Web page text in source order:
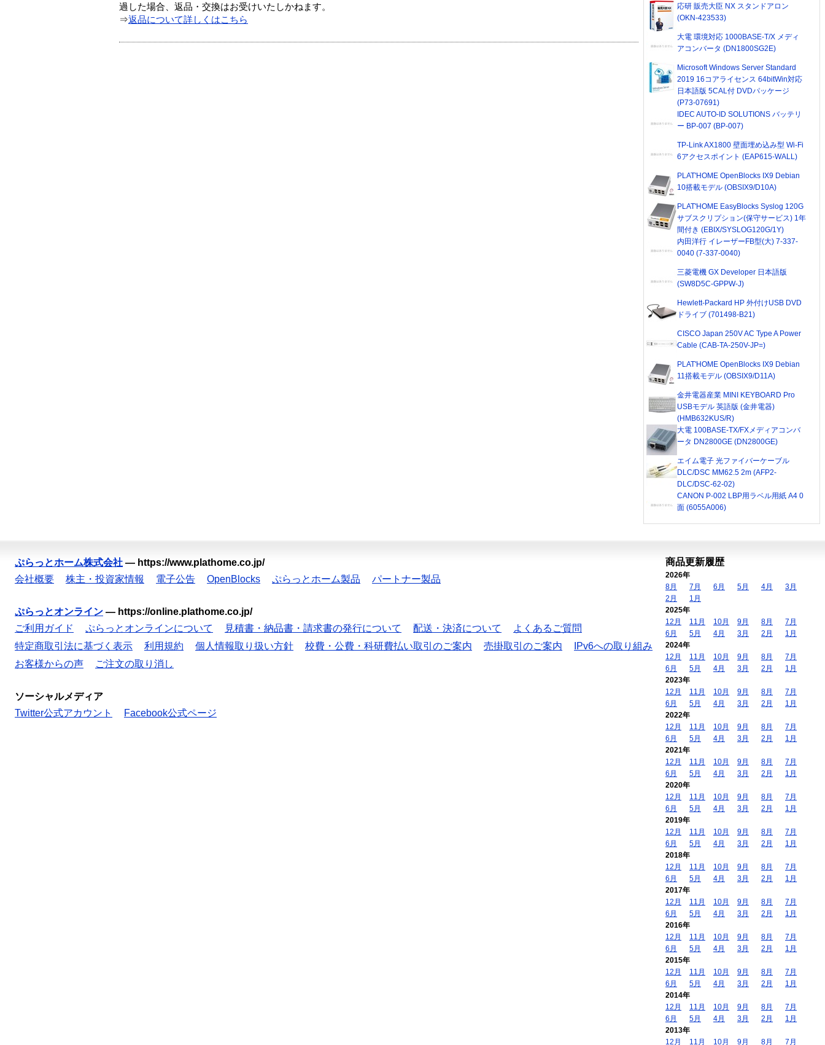
過した場合、返品・交換はお受けいたしかねます。
⇒返品について詳しくはこちら
応研 販売大臣 NX スタンドアロン
(OKN-423533)
大電 環境対応 1000BASE-T/X メディ
アコンバータ (DN1800SG2E)
Microsoft Windows Server Standard
2019 16コアライセンス 64bitWin対応
日本語版 5CAL付 DVDパッケージ
(P73-07691)
IDEC AUTO-ID SOLUTIONS バッテリ
ー BP-007 (BP-007)
TP-Link AX1800 壁面埋め込み型 Wi-Fi
6アクセスポイント (EAP615-WALL)
PLAT'HOME OpenBlocks IX9 Debian
10搭載モデル (OBSIX9/D10A)
PLAT'HOME EasyBlocks Syslog 120G
サブスクリプション(保守サービス) 1年
間付き (EBIX/SYSLOG120G/1Y)
内田洋行 イレーザーFB型(大) 7-337-
0040 (7-337-0040)
三菱電機 GX Developer 日本語版
(SW8D5C-GPPW-J)
Hewlett-Packard HP 外付けUSB DVD
ドライブ (701498-B21)
CISCO Japan 250V AC Type A Power
Cable (CAB-TA-250V-JP=)
PLAT'HOME OpenBlocks IX9 Debian
11搭載モデル (OBSIX9/D11A)
金井電器産業 MINI KEYBOARD Pro
USBモデル 英語版 (金井電器)
(HMB632KUS/R)
大電 100BASE-TX/FXメディアコンバ
ータ DN2800GE (DN2800GE)
エイム電子 光ファイバーケーブル
DLC/DSC MM62.5 2m (AFP2-
DLC/DSC-62-02)
CANON P-002 LBP用ラベル用紙 A4 0
面 (6055A006)
ぷらっとホーム株式会社 — https://www.plathome.co.jp/
会社概要
株主・投資家情報 電子公告 OpenBlocks ぷらっとホーム製品 パートナー製品
ぷらっとオンライン — https://online.plathome.co.jp/
ご利用ガイド
ぷらっとオンラインについて 見積書・納品書・請求書の発行について 配送・決済について
よくあるご質問
特定商取引法に基づく表示
利用規約 個人情報取り扱い方針 校費・公費・科研費払い取引のご案内 売掛取引のご案内
IPv6への取り組み
お客様からの声
ご注文の取り消し
ソーシャルメディア
Twitter公式アカウント
Facebook公式ページ
商品更新履歴
2026年
8月
7月 6月 5月 4月
3月
2月
1月
2025年
12月
11月 10月 9月 8月
7月
6月
5月 4月 3月 2月
1月
2024年
12月
11月 10月 9月 8月
7月
6月
5月 4月 3月 2月
1月
2023年
12月
11月 10月 9月 8月
7月
6月
5月 4月 3月 2月
1月
2022年
12月
11月 10月 9月 8月
7月
6月
5月 4月 3月 2月
1月
2021年
12月
11月 10月 9月 8月
7月
6月
5月 4月 3月 2月
1月
2020年
12月
11月 10月 9月 8月
7月
6月
5月 4月 3月 2月
1月
2019年
12月
11月 10月 9月 8月
7月
6月
5月 4月 3月 2月
1月
2018年
12月
11月 10月 9月 8月
7月
6月
5月 4月 3月 2月
1月
2017年
12月
11月 10月 9月 8月
7月
6月
5月 4月 3月 2月
1月
2016年
12月
11月 10月 9月 8月
7月
6月
5月 4月 3月 2月
1月
2015年
12月
11月 10月 9月 8月
7月
6月
5月 4月 3月 2月
1月
2014年
12月
11月 10月 9月 8月
7月
6月
5月 4月 3月 2月
1月
2013年
12月
11月 10月 9月 8月 7月